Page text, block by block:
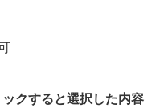
クすると選択した内容